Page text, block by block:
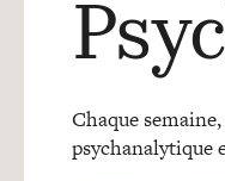
Chaque
psychanalytique